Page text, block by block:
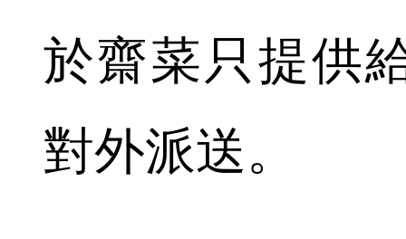
於齋菜只提供
對外派送。